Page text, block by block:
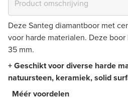
Deze Santeg diamantboor met
voor harde materialen. Deze
35 mm.
+ Geschikt voor diverse harde
natuursteen, keramiek, solid
Méér voordelen